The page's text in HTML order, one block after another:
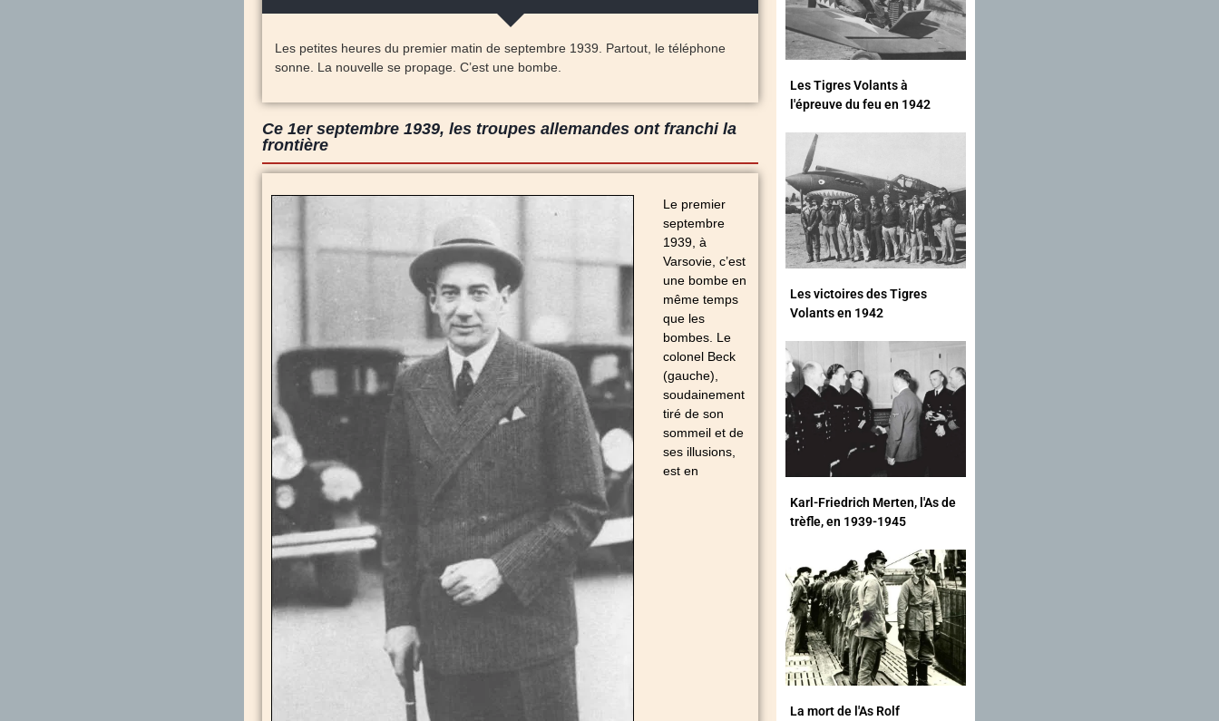
Les petites heures du premier matin de septembre 1939. Partout, le téléphone
sonne. La nouvelle se propage. C’est une bombe.
Ce 1er septembre 1939, les troupes allemandes ont franchi la
frontière
Le premier
septembre
1939, à
Varsovie, c’est
une bombe en
même temps
que les
bombes. Le
colonel Beck
(gauche),
soudainement
tiré de son
sommeil et de
ses illusions,
est en
Les Tigres Volants à
l'épreuve du feu en 1942
Les victoires des Tigres
Volants en 1942
Karl-Friedrich Merten, l'As de
trèfle, en 1939-1945
La mort de l'As Rolf